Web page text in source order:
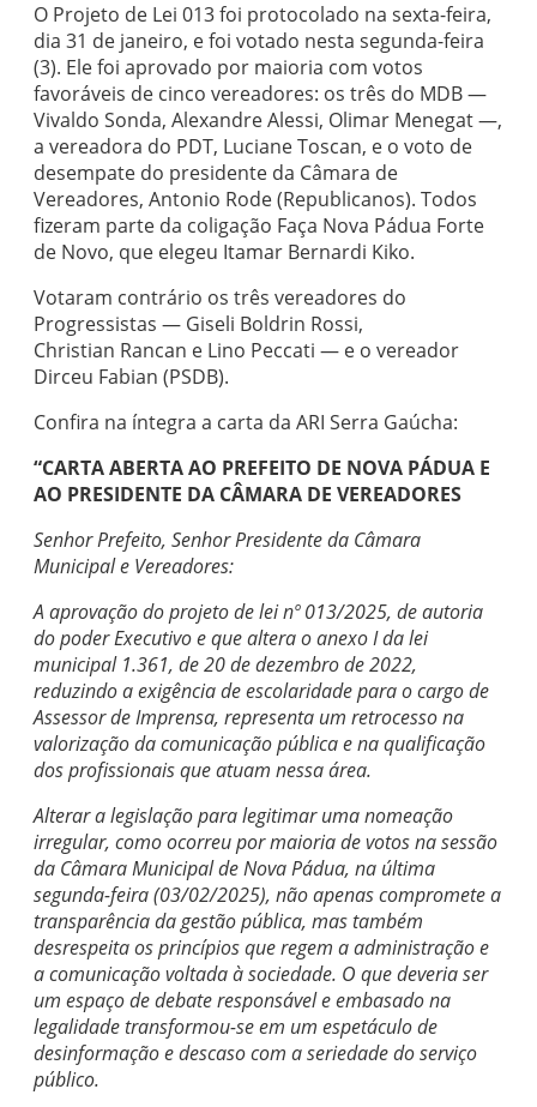
O Projeto de Lei 013 foi protocolado na sexta-feira,
dia 31 de janeiro, e foi votado nesta segunda-feira
(3). Ele foi aprovado por maioria com votos
favoráveis de cinco vereadores: os três do MDB —
Vivaldo Sonda, Alexandre Alessi, Olimar Menegat —,
a vereadora do PDT, Luciane Toscan, e o voto de
desempate do presidente da Câmara de
Vereadores, Antonio Rode (Republicanos). Todos
fizeram parte da coligação Faça Nova Pádua Forte
de Novo, que elegeu Itamar Bernardi Kiko.
Votaram contrário os três vereadores do
Progressistas — Giseli Boldrin Rossi,
Christian Rancan e Lino Peccati — e o vereador
Dirceu Fabian (PSDB).
Confira na íntegra a carta da ARI Serra Gaúcha:
“CARTA ABERTA AO PREFEITO DE NOVA PÁDUA E
AO PRESIDENTE DA CÂMARA DE VEREADORES
Senhor Prefeito, Senhor Presidente da Câmara
Municipal e Vereadores:
A aprovação do projeto de lei nº 013/2025, de autoria
do poder Executivo e que altera o anexo I da lei
municipal 1.361, de 20 de dezembro de 2022,
reduzindo a exigência de escolaridade para o cargo de
Assessor de Imprensa, representa um retrocesso na
valorização da comunicação pública e na qualificação
dos profissionais que atuam nessa área.
Alterar a legislação para legitimar uma nomeação
irregular, como ocorreu por maioria de votos na sessão
da Câmara Municipal de Nova Pádua, na última
segunda-feira (03/02/2025), não apenas compromete a
transparência da gestão pública, mas também
desrespeita os princípios que regem a administração e
a comunicação voltada à sociedade. O que deveria ser
um espaço de debate responsável e embasado na
legalidade transformou-se em um espetáculo de
desinformação e descaso com a seriedade do serviço
público.